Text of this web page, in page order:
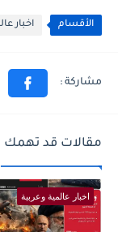
الأقسام اخبار
مقالات قد تهمك
اخبار عالمية وعربية